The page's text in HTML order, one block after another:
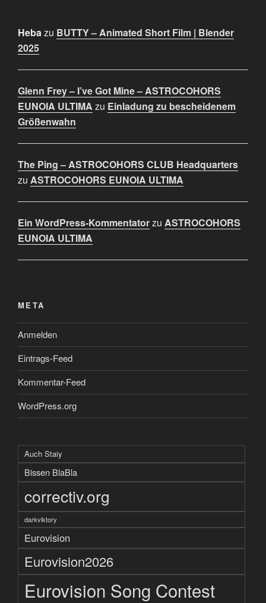
Hebazu BUTTY – Animated Short Film | Blender
2025
Glenn Frey – I’ve Got Mine – ASTROCOHORS
EUNOIA ULTIMA zu Einladung zu bescheidenem
Größenwahn
The Ping – ASTROCOHORS CLUB Headquarters
zu ASTROCOHORS EUNOIA ULTIMA
Ein WordPress-Kommentatorzu ASTROCOHORS
EUNOIA ULTIMA
META
Anmelden
Eintrags-Feed
Kommentar-Feed
WordPress.org
Auch Staiy
Bissen BlaBla
correctiv.org
darkviktory
Eurovision
Eurovision2026
Eurovision Song Contest